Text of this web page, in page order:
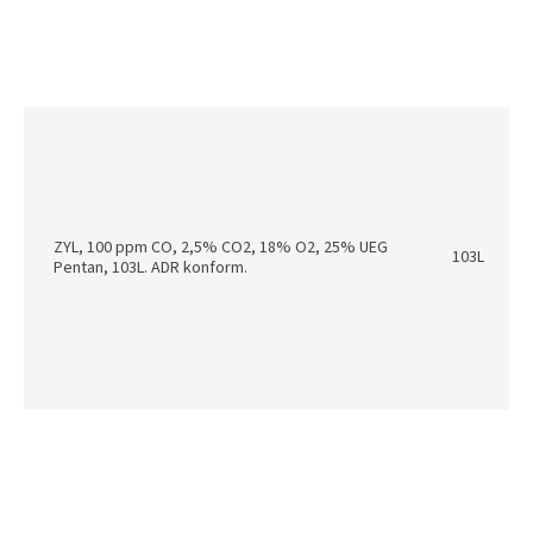
ZYL, 100 ppm CO, 2,5% CO2, 18% O2, 25% UEG
Pentan, 103L. ADR konform.
103L